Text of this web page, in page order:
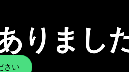
りまし
さい